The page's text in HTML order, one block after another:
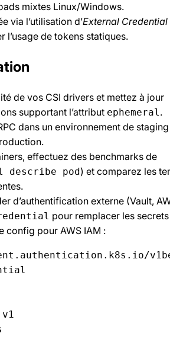
mixtes Linux/Windows.
via l’utilisation d’External Credential
l’usage de tokens statiques.
de vos CSI drivers et mettez à jour
supportant l’attribut ephemeral.
dans un environnement de staging
effectuez des benchmarks de
describe pod) et comparez les
d’authentification externe (Vault,
pour remplacer les secrets
config pour AWS IAM :